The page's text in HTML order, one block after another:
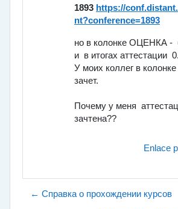
1893 https://
nt?conference=1893
но в колонке ОЦЕНКА -
и в итогах аттестации 0.
У моих коллег в
зачет.
Почему у меня
зачтена??
Enlace
← Справка о прохождении курсов